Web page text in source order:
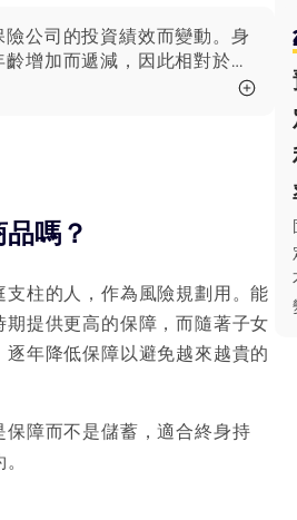
公司的投資績效而變動。身
增加而遞減，因此相對於其
在相同保費下能買到更高的保
率 (預定利率)。因保單的利
資績效而變動，所以叫「利
的門檻。但也因為需要支出
保單價值的增長的速度也相
能分散風險。但需要注意有些
。 宣告利率 越高
以減輕您繳交保費的負擔，在
得更多的保障。 繳費折扣
帳能享有折扣。有些信用卡也
嗎？
支柱的人，作為風險規劃用。能
提供更高的保障，而隨著子女
年降低保障以避免越來越貴的
保障而不是儲蓄，適合終身持